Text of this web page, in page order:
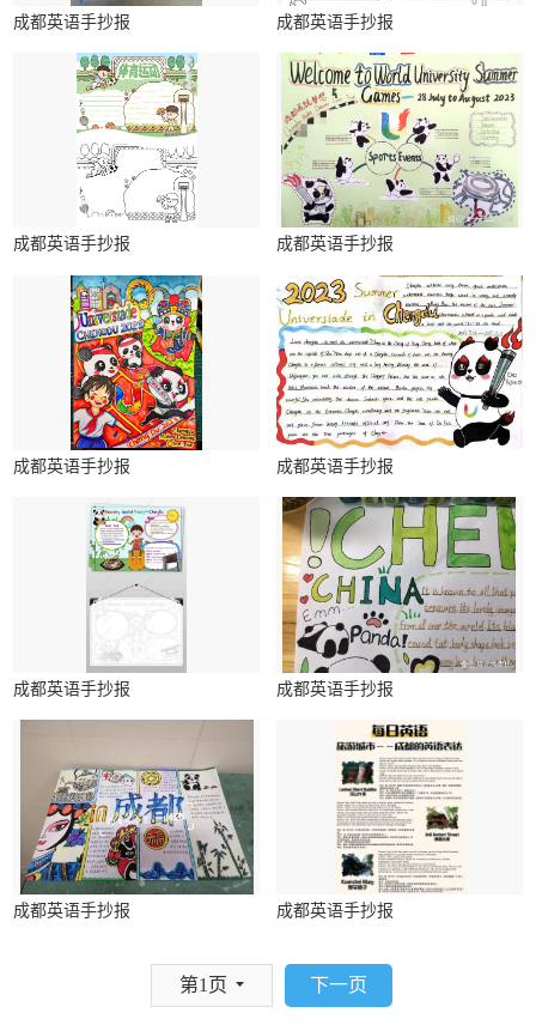
成都英语手抄报 成都英语手抄报
成都英语手抄报 成都英语手抄报
成都英语手抄报 成都英语手抄报
成都英语手抄报 成都英语手抄报
成都英语手抄报 成都英语手抄报
第1页 下一页